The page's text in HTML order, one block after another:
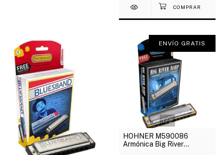
1/2
ENVÍO GRATIS
HOHNER M590086
Armónica Big River